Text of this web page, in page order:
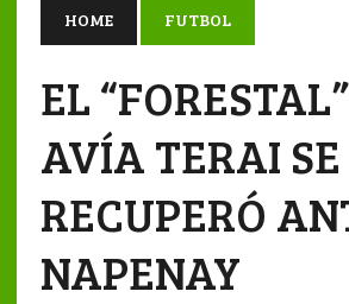
HOME FUTBOL
EL
AVÍA TERAI SE
RECUPERÓ
NAPENAY